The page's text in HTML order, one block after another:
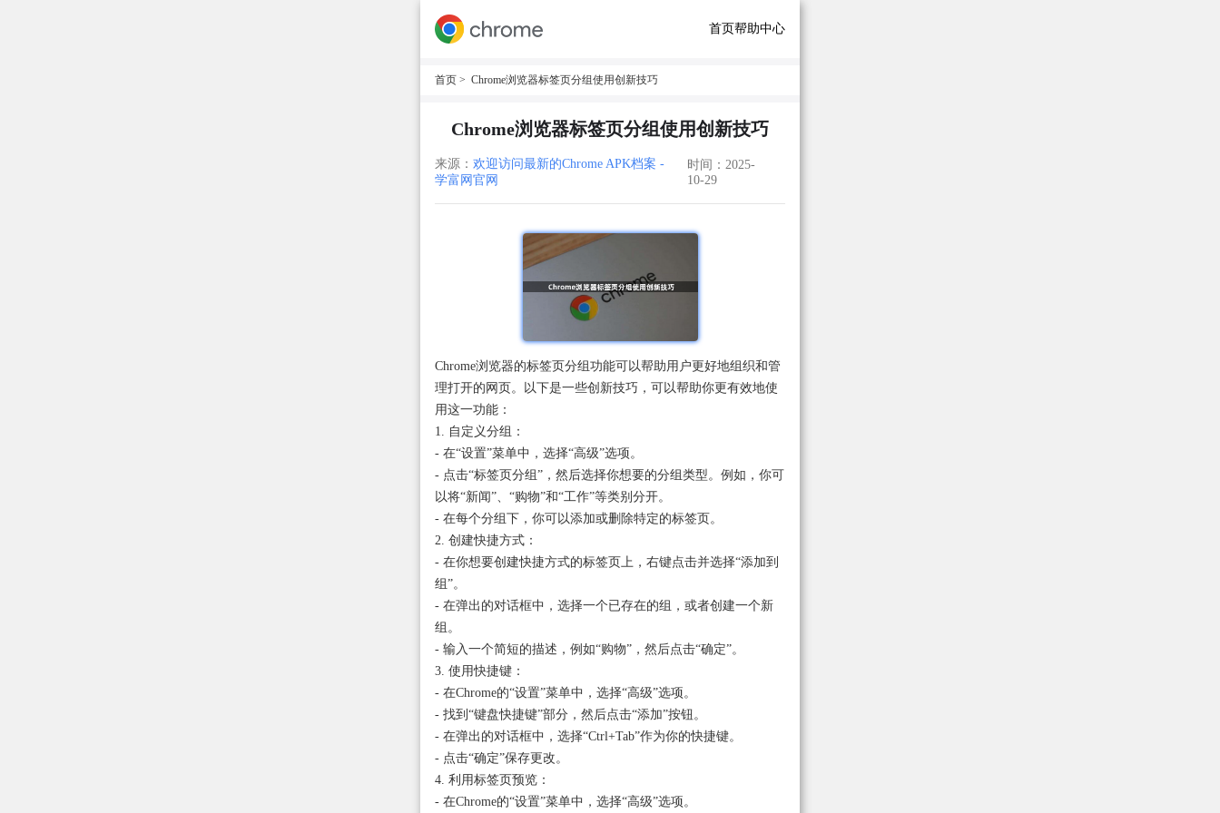
首页帮助中心
首页 > Chrome浏览器标签页分组使用创新技巧
Chrome浏览器标签页分组使用创新技巧
来源： 欢迎访问最新的Chrome APK档案 -
学富网官网
时间：2025-
10-29
Chrome浏览器的标签页分组功能可以帮助用户更好地组织和管
理打开的网页。以下是一些创新技巧，可以帮助你更有效地使
用这一功能：
1. 自定义分组：
- 在“设置”菜单中，选择“高级”选项。
- 点击“标签页分组”，然后选择你想要的分组类型。例如，你可
以将“新闻”、“购物”和“工作”等类别分开。
- 在每个分组下，你可以添加或删除特定的标签页。
2. 创建快捷方式：
- 在你想要创建快捷方式的标签页上，右键点击并选择“添加到
组”。
- 在弹出的对话框中，选择一个已存在的组，或者创建一个新
组。
- 输入一个简短的描述，例如“购物”，然后点击“确定”。
3. 使用快捷键：
- 在Chrome的“设置”菜单中，选择“高级”选项。
- 找到“键盘快捷键”部分，然后点击“添加”按钮。
- 在弹出的对话框中，选择“Ctrl+Tab”作为你的快捷键。
- 点击“确定”保存更改。
4. 利用标签页预览：
- 在Chrome的“设置”菜单中，选择“高级”选项。